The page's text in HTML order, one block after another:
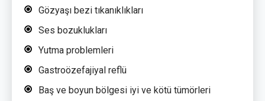
Gözyaşı bezi tıkanıklıkları
Ses bozuklukları
Yutma problemleri
Gastroözefajiyal reflü
Baş ve boyun bölgesi iyi ve kötü tümörleri